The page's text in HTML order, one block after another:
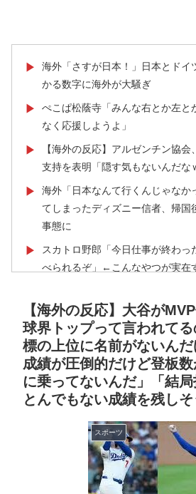
▶
海外「さすが日本！」日本とドイ
かる数字に海外が大騒ぎ
▶
ぺこぱ松蔭寺「みんな右とか左と
なく応援しようよ」
▶
【海外の反応】アルゼンチン協
支持を表明「隠す気もないんだな
▶
海外「日本なんて行くんじゃな
てしまったディズニー信者、帰国
事態に
▶
スカトロ野郎「今日仕事が終わっ
べられるぞ」←こんなやつが実在
覧ください」→「これはすごいわ
と日本人は何か適当に作る感じが
がまさに経験値である」
▶ 日本「俺は有名な武士の家系だけ
に偉人っている？」
▶
韓国が独自開発したと自慢する甘
辺のトマトに砂糖水を注入してい
大問題にw
海外「全部日本の真似だったの
レビ番組が最新SNSの数十年先を
【海外の反応】大谷が
球界トップって言われて
標の上位に名前がないん
成績が圧倒的だけど登板
に乗ってないんだ」「結
とんでもない成績を残しそ
スポーツ